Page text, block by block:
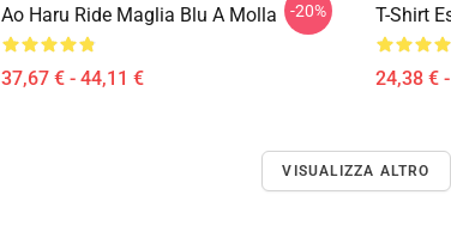
Ao Haru Ride Maglia Blu A Molla
37,67 € - 44,11 €
-20% T-Shirt
24,38 €
VISUALIZZA ALTRO